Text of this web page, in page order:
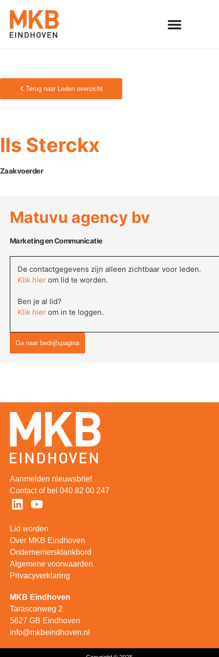
Terug naar Leden overzicht
Ils Sterckx
Zaakvoerder
Matuvu agency bv
Marketing en Communicatie
De contactgegevens zijn alleen zichtbaar voor leden.
Klik hier om lid te worden.
Ben je al lid?
Klik hier om in te loggen.
Ga naar bedrijfspagina
MKB Eindhoven
Tarasconweg 2
5627 GB Eindhoven
info@mkbeindhoven.nl
Lid worden
Over MKB Eindhoven
Ondernemersklankbord
Algemene voorwaarden
Privacyverklaring
Aanmelden nieuwsbrief
Contactof bel 040 82 00 247